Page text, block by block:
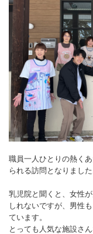
職員一人ひとりの熱く
られる訪問となりました
乳児院と聞くと、女性
しれないですが、男性
ています。
とっても人気な施設さ